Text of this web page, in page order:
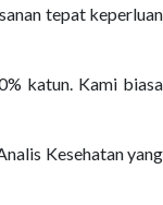
tepat keperluan
katun. Kami biasa
Kesehatan yang